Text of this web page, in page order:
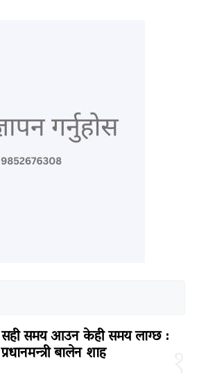
सही समय आउन केही समय लाग्छ :
प्रधानमन्त्री बालेन शाह